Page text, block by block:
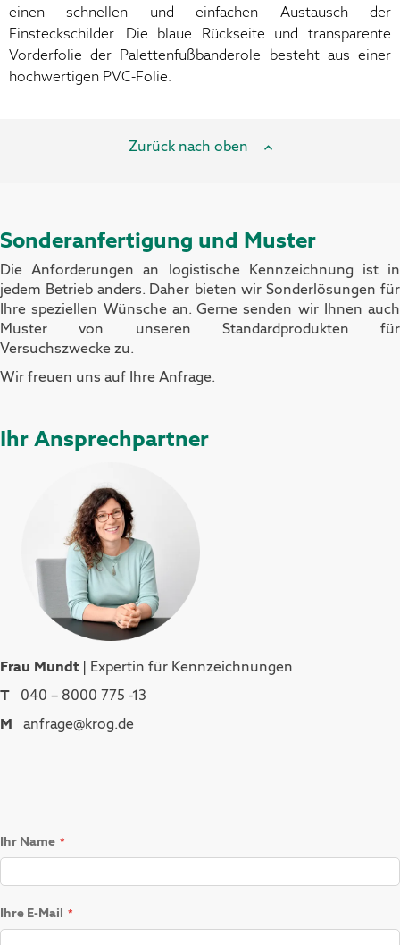
einen schnellen und einfachen Austausch der
Einsteckschilder. Die blaue Rückseite und transparente
Vorderfolie der Palettenfußbanderole besteht aus einer
hochwertigen PVC-Folie.
Zurück nach oben
Sonderanfertigung und Muster
Die Anforderungen an logistische Kennzeichnung ist in
jedem Betrieb anders. Daher bieten wir Sonderlösungen für
Ihre speziellen Wünsche an. Gerne senden wir Ihnen auch
Muster von unseren Standardprodukten für
Versuchszwecke zu.
Wir freuen uns auf Ihre Anfrage.
Ihr Ansprechpartner
Frau Mundt | Expertin für Kennzeichnungen
T 040 – 8000 775 -13
M anfrage@krog.de
Ihr Name
Ihre E-Mail